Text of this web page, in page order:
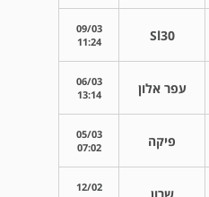
Sl30
09/03
11:24
עפר אלון
06/03
13:14
פיקה
05/03
07:02
12/02